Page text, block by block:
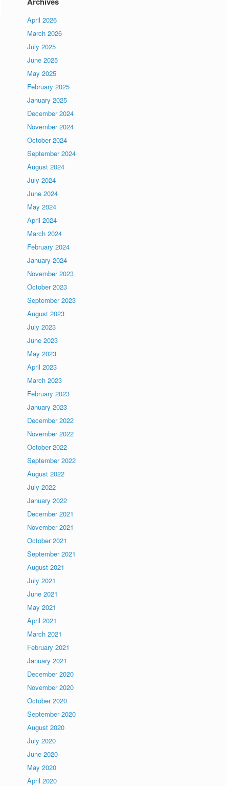
April 2026
March 2026
July 2025
June 2025
May 2025
February 2025
January 2025
December 2024
November 2024
October 2024
September 2024
August 2024
July 2024
June 2024
May 2024
April 2024
March 2024
February 2024
January 2024
November 2023
October 2023
September 2023
August 2023
July 2023
June 2023
May 2023
April 2023
March 2023
February 2023
January 2023
December 2022
November 2022
October 2022
September 2022
August 2022
July 2022
January 2022
December 2021
November 2021
October 2021
September 2021
August 2021
July 2021
June 2021
May 2021
April 2021
March 2021
February 2021
January 2021
December 2020
November 2020
October 2020
September 2020
August 2020
July 2020
June 2020
May 2020
April 2020